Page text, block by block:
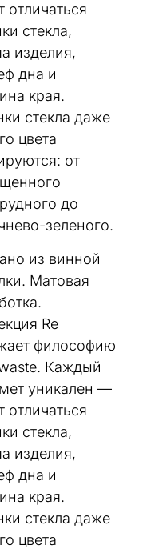
отличаться
стекла,
изделия,
дна и
края.
стекла даже
цвета
от
до
зеленого.
из винной
Матовая
Re
философию
Каждый
уникален —
отличаться
стекла,
изделия,
дна и
края.
стекла даже
цвета